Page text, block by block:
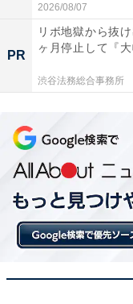
2026/08/07
PR
リボ地獄から抜
ヶ月停止して『
渋谷法務総合事務所